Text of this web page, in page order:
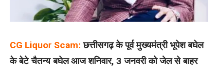
CG Liquor Scam:छत्तीसगढ़ के पूर्व मुख्यमंत्री भूपेश बघेल
के बेटे चैतन्य बघेल आज शनिवार, 3 जनवरी को जेल से बाहर